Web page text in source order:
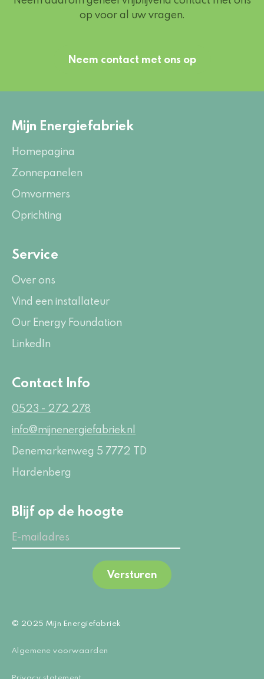
op voor al uw vragen.
Neem contact met ons op
Mijn Energiefabriek
Homepagina
Zonnepanelen
Omvormers
Oprichting
Service
Over ons
Vind een installateur
Our Energy Foundation
LinkedIn
Contact Info
0523 - 272 278
info@mijnenergiefabriek.nl
Denemarkenweg 5 7772 TD
Hardenberg
Blijf op de hoogte
Versturen
© 2025 Mijn Energiefabriek
Algemene voorwaarden